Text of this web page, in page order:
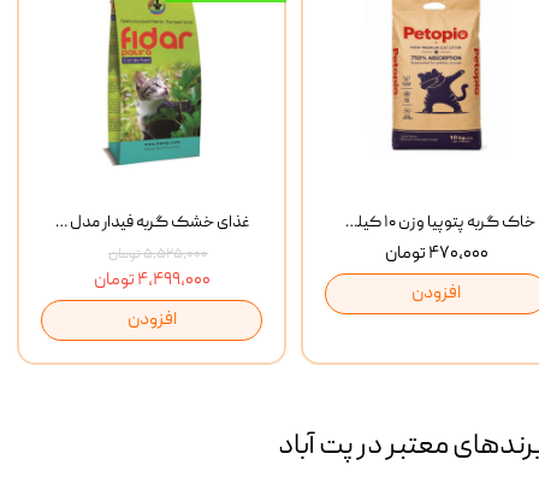
غذای خشک گربه فیدار مدل Adult وزن 10 کیلوگرم
۵,۵۲۵,۰۰۰ تومان
۴,۴۹۹,۰۰۰ تومان
افزودن
خاک گربه پتوپیا وزن ۱۰ کیلوگرم
۴۷۰,۰۰۰ تومان
افزودن
معتبر در پت آباد